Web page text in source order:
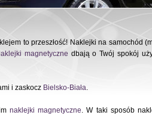
to przeszłość! Naklejki na samochód
magnetyczne dbają o Twój spokój
i zaskocz Bielsko-Biała.
naklejki magnetyczne. W taki sposób